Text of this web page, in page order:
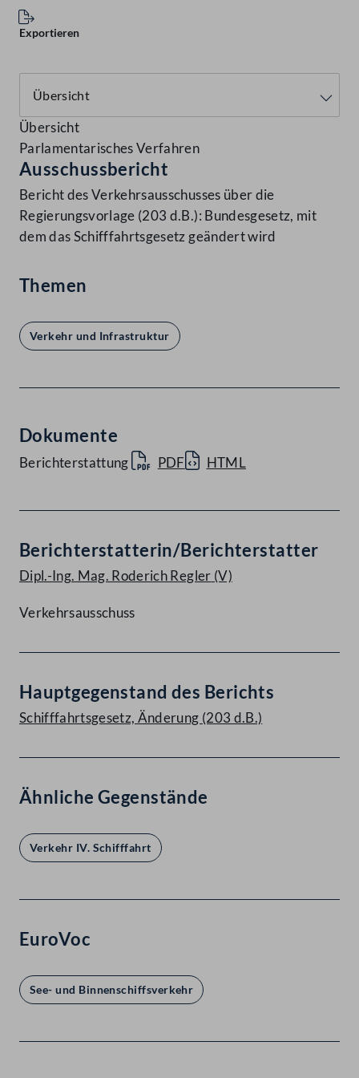
Exportieren
Übersicht
Parlamentarisches Verfahren
Ausschussbericht
Bericht des Verkehrsausschusses über die
Regierungsvorlage (203 d.B.): Bundesgesetz, mit
dem das Schifffahrtsgesetz geändert wird
Themen
Verkehr und Infrastruktur
Dokumente
Berichterstattung PDF HTML
Berichterstatterin/Berichterstatter
Dipl.-Ing. Mag. Roderich Regler (V)
Verkehrsausschuss
Hauptgegenstand des Berichts
Schifffahrtsgesetz, Änderung (203 d.B.)
Ähnliche Gegenstände
Verkehr IV. Schifffahrt
EuroVoc
See- und Binnenschiffsverkehr